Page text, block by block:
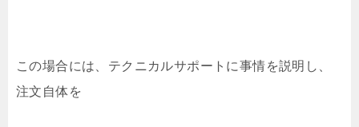
この場合には、テクニカルサポートに事情を説明し、
注文自体を